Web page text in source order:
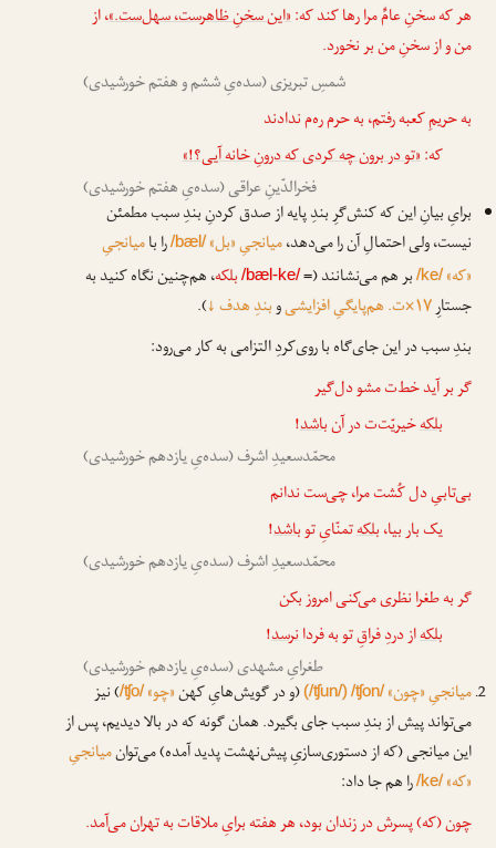
هر که سخنِ عامِّ مرا رها کند که:«این سخنِ ظاهرست، سهل‌ست.»، از
من و از سخنِ من بر نخورد.
شمسِ تبریزی (سده‌یِ ششم و هفتم خورشیدی)
به حریمِ کعبه رفتم، به حرم ره‌م ندادند
که:«تو در برون چه کردی که درونِ خانه آیی؟!»
فخرالدّینِ عراقی (سده‌یِ هفتم خورشیدی)
برایِ بیانِ این که کنش‌گرِ بندِ پایه از صدق کردنِ بندِ سبب مطمئن
نیست، ولی احتمالِ آن را می‌دهد،میانجیِ «بل»/bæl/ را بامیانجیِ
«که»/ke/ بر هم می‌نشانند (=/bæl-ke/ بلکه، هم‌چنین نگاه کنید به
جستارِ۱۷×ت. هم‌پایگیِ افزایشی وبندِ هدف↓
).
بندِ سبب در این جای‌گاه با روی‌کردِ التزامی به کار می‌رود:
گر بر آید خط‌ت مشو دل‌گیر
بلکهخیریّت‌ت در آنباشد!
محمّدسعیدِ اشرف (سده‌یِ یازدهم خورشیدی)
بی‌تابیِ دل کُشت مرا، چی‌ست ندانم
یک بار بیا،بلکهتمنّایِ توباشد!
محمّدسعیدِ اشرف (سده‌یِ یازدهم خورشیدی)
گر به طغرا نظری می‌کنی امروز بکن
بلکهاز دردِ فراقِ تو به فردانرسد!
طغرایِ مشهدی (سده‌یِ یازدهم خورشیدی)
میانجیِ «چون»/ʧon/
(/ʧun/) (و در گویش‌هایِ کهن«چو»/ʧo/
) نیز
می‌تواند پیش از بندِ سبب جای بگیرد. همان گونه که در بالا دیدیم، پس از
این میانجی (که از دستوری‌سازیِ پیش‌نهشت پدید آمده) می‌توانمیانجیِ
«که»/ke/
را هم جا داد:
چون(که) پسرش در زندان بود، هر هفته برایِ ملاقات به تهران می‌آمد.